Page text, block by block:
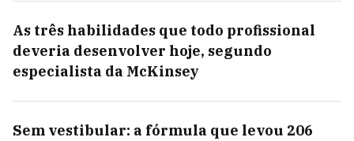
As três habilidades que todo profissional
deveria desenvolver hoje, segundo
especialista da McKinsey
Sem vestibular: a fórmula que levou 206